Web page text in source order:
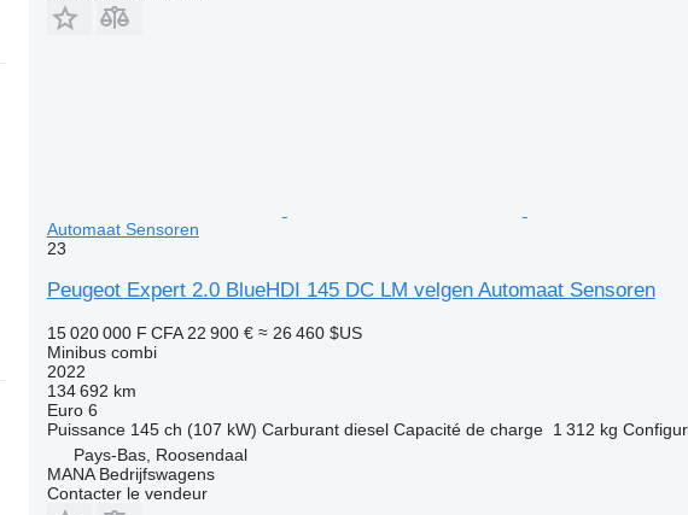
Automaat Sensoren
23
Peugeot Expert 2.0 BlueHDI 145 DC LM velgen Automaat Sensoren
15 020 000 F CFA 22 900 € ≈ 26 460 $US
Minibus combi
2022
134 692 km
Euro 6
Puissance 145 ch (107 kW) Carburant diesel Capacité de charge 1 312 kg
Pays-Bas, Roosendaal
MANA Bedrijfswagens
Contacter le vendeur